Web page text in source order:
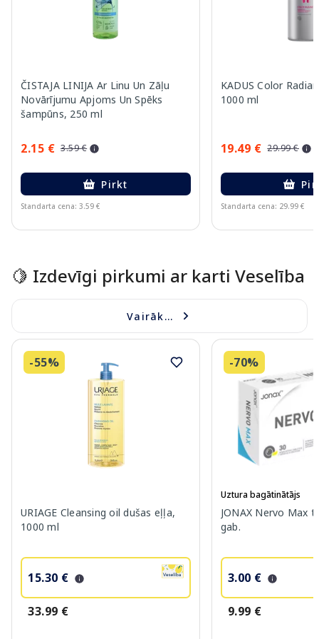
ČISTAJA LINIJA Ar Linu Un Zāļu
Novārījumu Apjoms Un Spēks
šampūns, 250 ml
2.15 € 3.59 €
Pirkt
Standarta cena: 3.59 €
KADUS Color
1000 ml
19.49 € 29.99 €
Standarta cena: 29.99 €
🍋 Izdevīgi pirkumi ar karti Veselība
Vairāk...
-55%
URIAGE Cleansing oil dušas eļļa,
1000 ml
15.30 €
33.99 €
-70%
Uztura bagātinātājs
JONAX Nervo Max
gab.
3.00 €
9.99 €